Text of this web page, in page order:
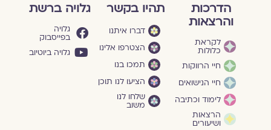
הדרכות
והרצאות
לקראת
כלולות
חיי הרווקות
חיי הנישואים
לימוד וכתיבה
הרצאות
ושיעורים
תהיו בקשר
דברו איתנו
הצטרפו אלינו
תמכו בנו
הציעו לנו תוכן
שלחו לנו
משוב
גלויה ברשת
גלויה
בפייסבוק
גלויה ביוטיוב